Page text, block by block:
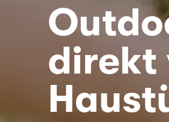
direkt